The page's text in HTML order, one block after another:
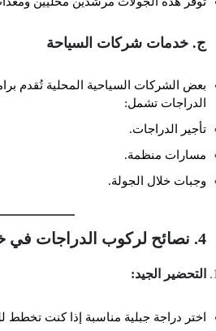
ج. خدمات شركات السياحة
بعض الشركات السياحية المحلية تُقدم
الدراجات تشمل:
تأجير الدراجات.
مسارات منظمة.
وجبات خلال الجولة.
4. نصائح لركوب الدراجات في خنيفرة
التحضير الجيد:
اختر دراجة جبلية مناسبة إذا كنت تخطط